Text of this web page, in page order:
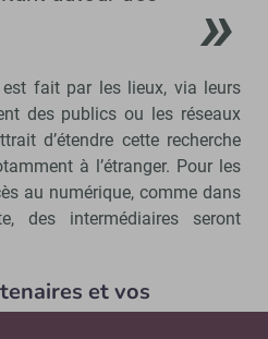
est fait par les lieux, via leurs
des publics ou les réseaux
d’étendre cette recherche
à l’étranger. Pour les
au numérique, comme dans
des intermédiaires seront
et vos